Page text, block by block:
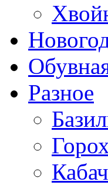
Разное